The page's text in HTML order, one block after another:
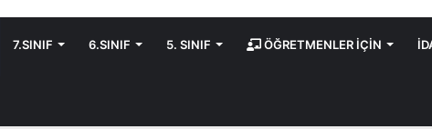
7.SINIF 6.SINIF 5. SINIF ÖĞRETMENLER İÇİN